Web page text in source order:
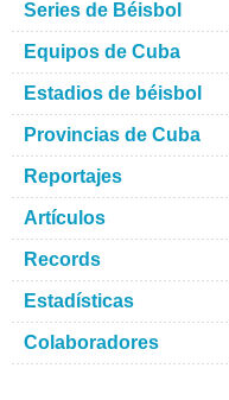
Series de Béisbol
Equipos de Cuba
Estadios de béisbol
Provincias de Cuba
Reportajes
Artículos
Records
Estadísticas
Colaboradores